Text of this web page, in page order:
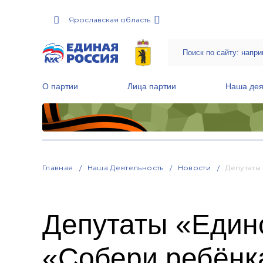
Ярославская область
О партии Лица партии Наша
Главная Наша Деятельность Новости
Депутаты